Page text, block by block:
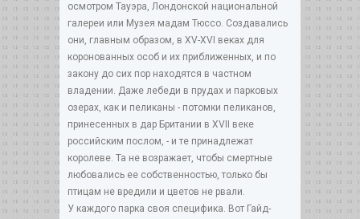
осмотром Тауэра, Лондонской национальной
галереи или Музея мадам Тюссо. Создавались
они, главным образом, в XV-XVI веках для
коронованных особ и их приближенных, и по
закону до сих пор находятся в частном
владении. Даже лебеди в прудах и парковых
озерах, как и пеликаны - потомки пеликанов,
принесенных в дар Британии в XVII веке
российским послом, - и те принадлежат
королеве. Та не возражает, чтобы смертные
любовались ее собственностью, только бы
птицам не вредили и цветов не рвали.
У каждого парка своя специфика. Вот Гайд-